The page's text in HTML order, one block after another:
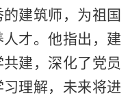
建筑师，为祖国
才。他指出，建
建，深化了党员
理解，未来将进